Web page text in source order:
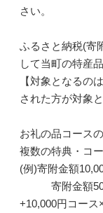
さい。
ふるさと納税(寄
して当町の特産
【対象となるの
された方が対象
お礼の品コース
複数の特典・コ
(例)寄附金額
寄附金額
+10,000円コース